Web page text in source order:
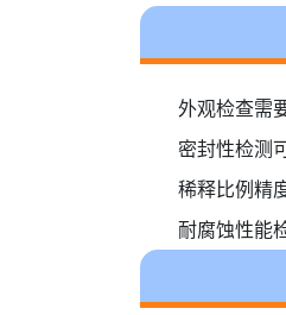
外观检查需
密封性检测
稀释比例精
耐腐蚀性能